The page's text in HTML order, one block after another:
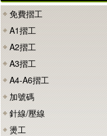
免費摺工
A1摺工
A2摺工
A3摺工
A4-A6摺工
加號碼
針線/壓線
燙工